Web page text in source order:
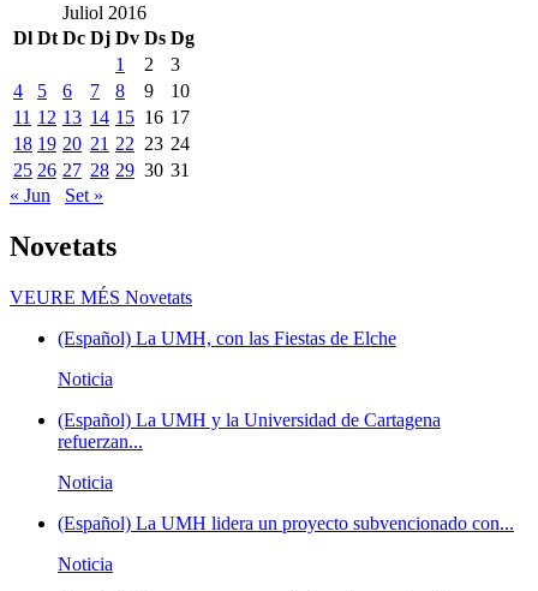
Juliol 2016
Dl Dt Dc Dj Dv Ds Dg
1
2
3
4
5 6 7 8 9
10
11 12 13 14 15 16 17
18 19 20 21 22 23 24
25 26 27 28 29 30 31
« Jun
Set »
Novetats
VEURE MÉS Novetats
(Español) La UMH, con las Fiestas de Elche
Noticia
(Español) La UMH y la Universidad de Cartagena
refuerzan...
Noticia
(Español) La UMH lidera un proyecto subvencionado con...
Noticia